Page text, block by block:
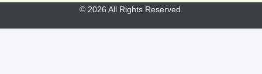
© 2026 All Rights Reserved.